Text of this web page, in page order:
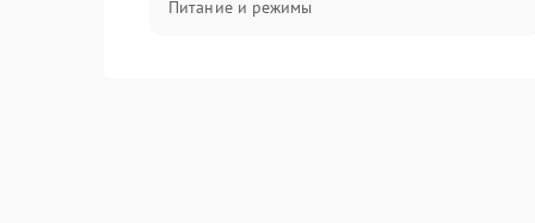
Питание и режимы